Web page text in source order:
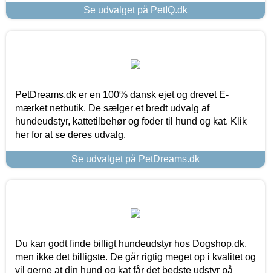
Se udvalget på PetIQ.dk
PetDreams.dk er en 100% dansk ejet og drevet E-
mærket netbutik. De sælger et bredt udvalg af
hundeudstyr, kattetilbehør og foder til hund og kat. Klik
her for at se deres udvalg.
Se udvalget på PetDreams.dk
Du kan godt finde billigt hundeudstyr hos Dogshop.dk,
men ikke det billigste. De går rigtig meget op i kvalitet og
vil gerne at din hund og kat får det bedste udstyr på